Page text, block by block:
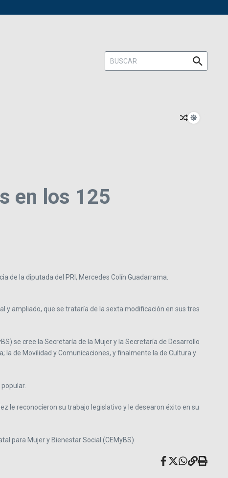
Buscar:
en los 125
de la diputada del PRI, Mercedes Colín Guadarrama.
y ampliado, que se trataría de la sexta modificación en sus tres
se cree la Secretaría de la Mujer y la Secretaría de Desarrollo
la de Movilidad y Comunicaciones, y finalmente la de Cultura y
le reconocieron su trabajo legislativo y le desearon éxito en su
para Mujer y Bienestar Social (CEMyBS).